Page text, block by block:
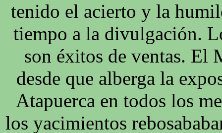
tenido el acierto y la
tiempo a la divulgación.
son éxitos de ventas. El
desde que alberga la
Atapuerca en todos los
los yacimientos